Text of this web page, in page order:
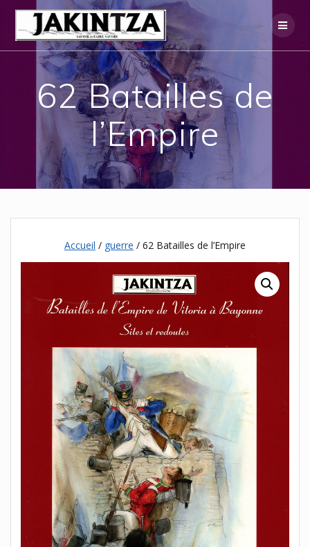
Skip
to
content
62 Batailles de
l’Empire
Accueil / guerre / 62 Batailles de l’Empire